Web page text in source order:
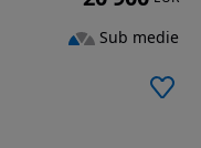
Sub medie